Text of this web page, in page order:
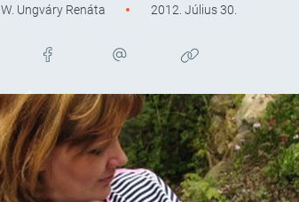
W. Ungváry Renáta 2012. Július 30.